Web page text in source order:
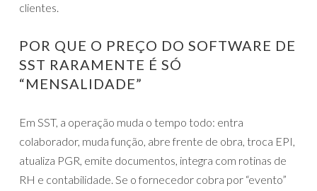
clientes.
POR QUE O PREÇO DO SOFTWARE DE
SST RARAMENTE É SÓ
“MENSALIDADE”
Em SST, a operação muda o tempo todo: entra
colaborador, muda função, abre frente de obra, troca EPI,
atualiza PGR, emite documentos, integra com rotinas de
RH e contabilidade. Se o fornecedor cobra por “evento”